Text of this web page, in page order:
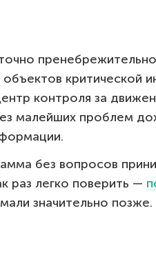
критической
контроля за
малейших проблем
без вопросов
раз легко поверить —
значительно позже.